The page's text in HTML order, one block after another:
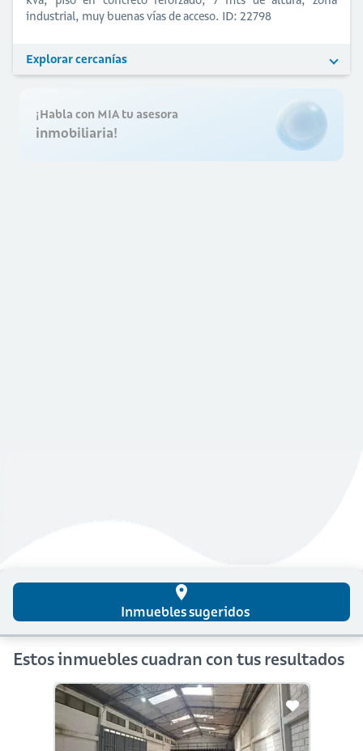
industrial, muy buenas vías de acceso. ID: 22798
Explorar cercanías
¡Habla con MIA tu asesora
inmobiliaria!
place
Inmuebles sugeridos
Estos inmuebles cuadran con tus resultados